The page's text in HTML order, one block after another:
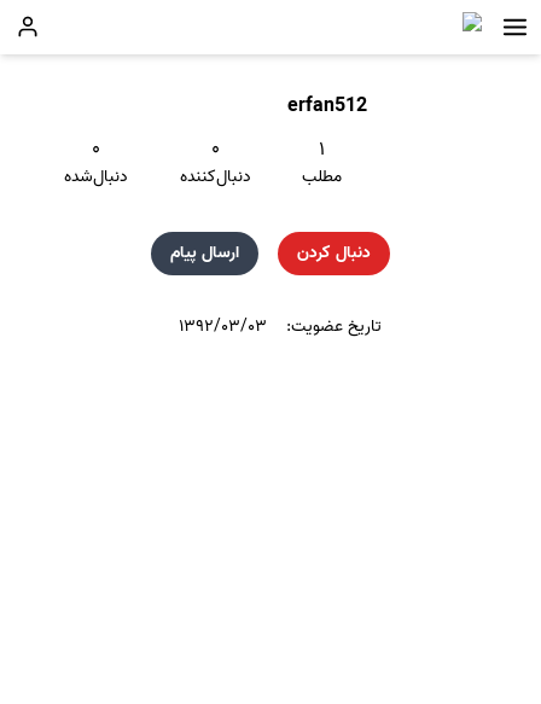
erfan512
۱
مطلب
۰
دنبال‌کننده
۰
دنبال‌شده
دنبال کردن ارسال پیام
تاریخ عضویت: ۱۳۹۲/۰۳/۰۳